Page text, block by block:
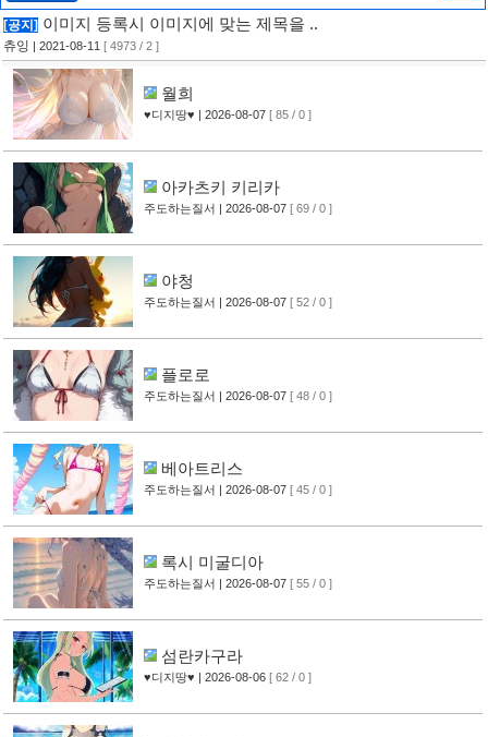
[공지] 이미지 등록시 이미지에 맞는 제목을 ..
츄잉 | 2021-08-11 [ 4973 / 2 ]
월희
♥디지땅♥ | 2026-08-07 [ 85 / 0 ]
아카츠키 키리카
주도하는질서 | 2026-08-07 [ 69 / 0 ]
야청
주도하는질서 | 2026-08-07 [ 52 / 0 ]
플로로
주도하는질서 | 2026-08-07 [ 48 / 0 ]
베아트리스
주도하는질서 | 2026-08-07 [ 45 / 0 ]
록시 미굴디아
주도하는질서 | 2026-08-07 [ 55 / 0 ]
섬란카구라
♥디지땅♥ | 2026-08-06 [ 62 / 0 ]